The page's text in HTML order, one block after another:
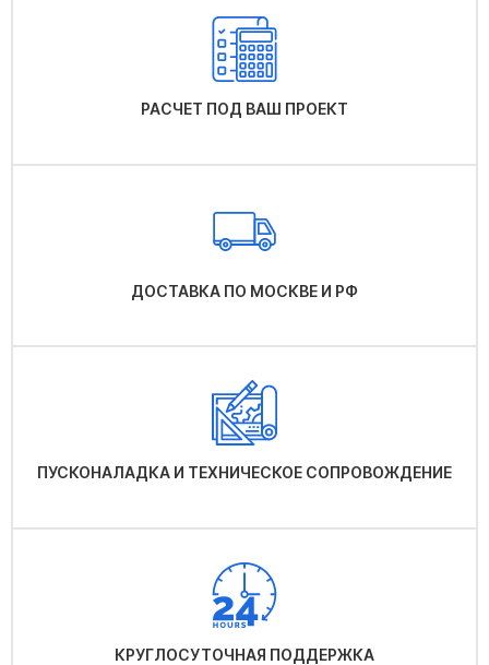
РАСЧЕТ ПОД ВАШ ПРОЕКТ
ДОСТАВКА ПО МОСКВЕ И РФ
ПУСКОНАЛАДКА И ТЕХНИЧЕСКОЕ СОПРОВОЖДЕНИЕ
КРУГЛОСУТОЧНАЯ ПОДДЕРЖКА